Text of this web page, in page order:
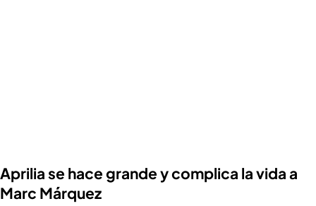
Aprilia se hace grande y complica la vida a
Marc Márquez